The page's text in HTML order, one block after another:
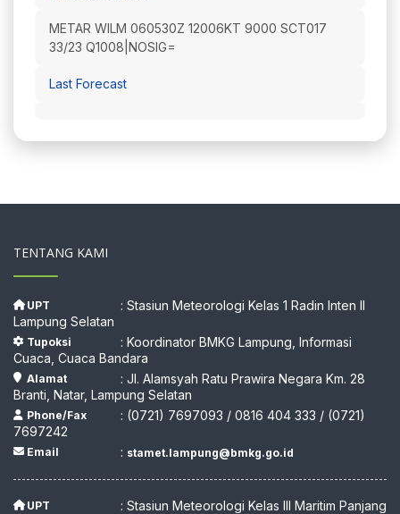
METAR WILM 060530Z 12006KT 9000 SCT017
33/23 Q1008|NOSIG=
Last Forecast
TENTANG KAMI
UPT
: Stasiun Meteorologi Kelas 1 Radin Inten II
Lampung Selatan
Tupoksi
: Koordinator BMKG Lampung, Informasi
Cuaca, Cuaca Bandara
Alamat
: Jl. Alamsyah Ratu Prawira Negara Km. 28
Branti, Natar, Lampung Selatan
Phone/Fax
: (0721) 7697093 / 0816 404 333 / (0721)
7697242
Email : stamet.lampung@bmkg.go.id
UPT : Stasiun Meteorologi Kelas III Maritim Panjang